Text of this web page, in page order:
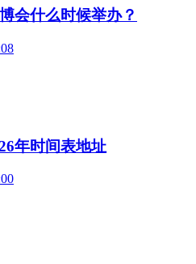
会什么时候举办？
年时间表地址